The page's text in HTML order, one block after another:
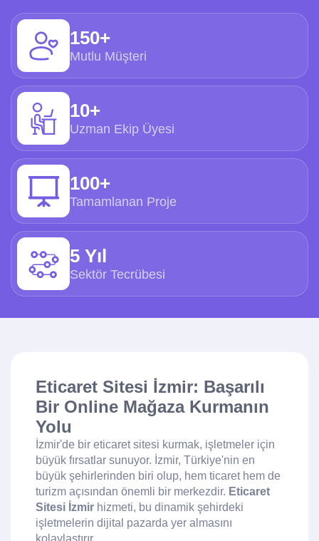
150+
Mutlu Müşteri
10+
Uzman Ekip Üyesi
100+
Tamamlanan Proje
5 Yıl
Sektör Tecrübesi
Eticaret Sitesi İzmir: Başarılı
Bir Online Mağaza Kurmanın
Yolu
İzmir'de bir eticaret sitesi kurmak, işletmeler için
büyük fırsatlar sunuyor. İzmir, Türkiye'nin en
büyük şehirlerinden biri olup, hem ticaret hem de
turizm açısından önemli bir merkezdir. Eticaret
Sitesi İzmir hizmeti, bu dinamik şehirdeki
işletmelerin dijital pazarda yer almasını
kolaylaştırır.